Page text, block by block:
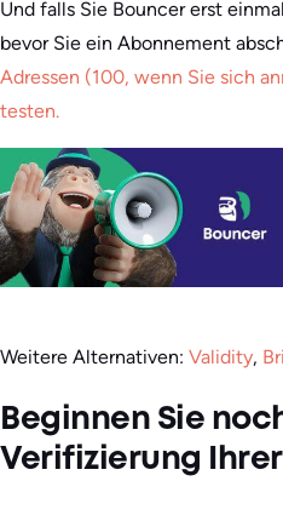
Und falls Sie Bouncer erst
bevor Sie ein Abonnement
Adressen (100, wenn Sie sich
testen.
Weitere Alternativen: Validity,
Beginnen Sie
Verifizierung